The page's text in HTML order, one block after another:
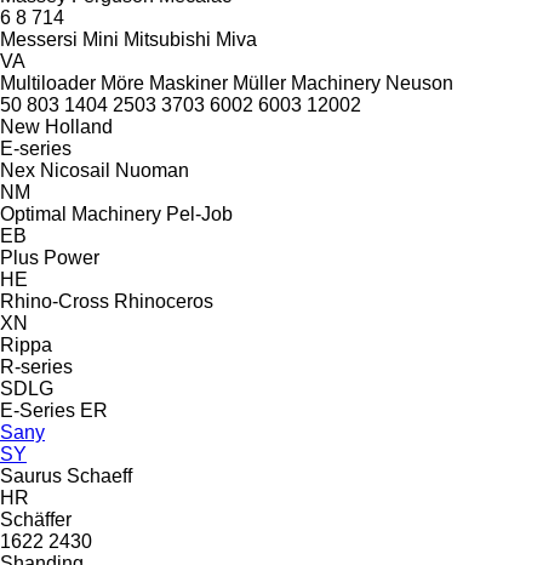
6 8 714
Messersi Mini Mitsubishi Miva
VA
Multiloader Möre Maskiner Müller Machinery Neuson
50 803 1404 2503 3703 6002 6003 12002
New Holland
E-series
Nex Nicosail
Nuoman
NM
Optimal Machinery Pel-Job
EB
Plus Power
HE
Rhino-Cross Rhinoceros
XN
Rippa
R-series
SDLG
E-Series ER
Sany
SY
Saurus Schaeff
HR
Schäffer
1622 2430